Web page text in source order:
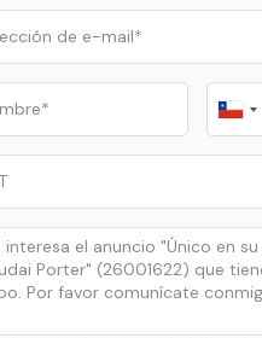
Chile
+56